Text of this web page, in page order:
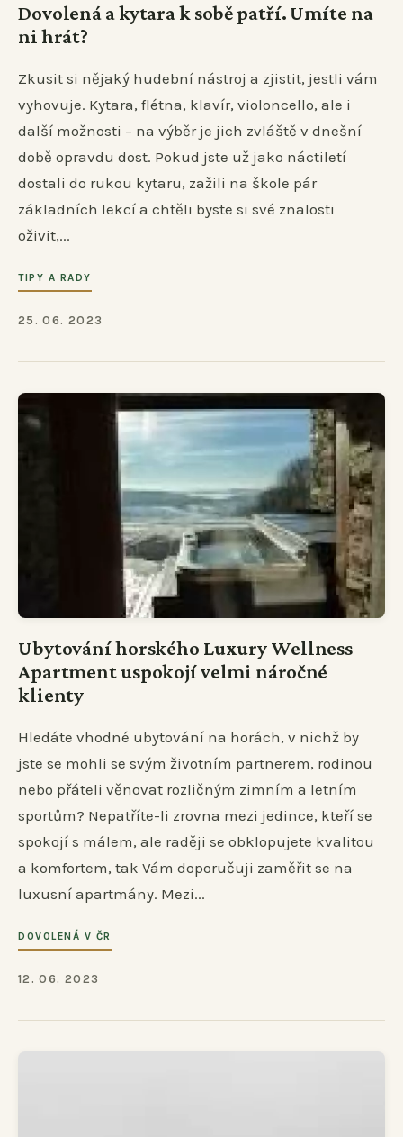
Dovolená a kytara k sobě patří. Umíte na
ni hrát?
Zkusit si nějaký hudební nástroj a zjistit, jestli vám
vyhovuje. Kytara, flétna, klavír, violoncello, ale i
další možnosti – na výběr je jich zvláště v dnešní
době opravdu dost. Pokud jste už jako náctiletí
dostali do rukou kytaru, zažili na škole pár
základních lekcí a chtěli byste si své znalosti
oživit,...
TIPY A RADY
25. 06. 2023
Ubytování horského Luxury Wellness
Apartment uspokojí velmi náročné
klienty
Hledáte vhodné ubytování na horách, v nichž by
jste se mohli se svým životním partnerem, rodinou
nebo přáteli věnovat rozličným zimním a letním
sportům? Nepatříte-li zrovna mezi jedince, kteří se
spokojí s málem, ale raději se obklopujete kvalitou
a komfortem, tak Vám doporučuji zaměřit se na
luxusní apartmány. Mezi...
DOVOLENÁ V ČR
12. 06. 2023